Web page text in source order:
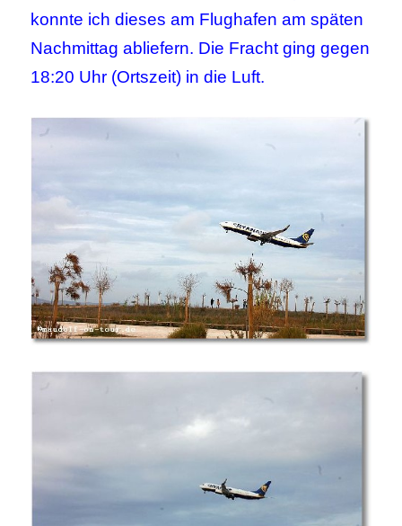
konnte ich dieses am Flughafen am späten
Nachmittag abliefern. Die Fracht ging gegen
18:20 Uhr (Ortszeit) in die Luft.